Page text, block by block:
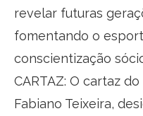
revelar futuras
fomentando o
conscientização
CARTAZ: O cartaz
Fabiano Teixeira,